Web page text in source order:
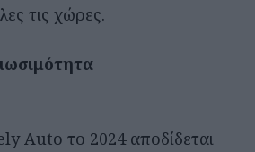
τις χώρες.
Auto το 2024 αποδίδεται